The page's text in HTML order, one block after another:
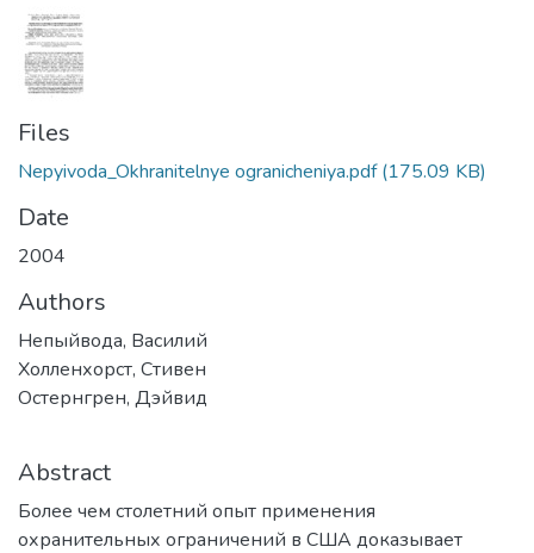
Files
Nepyivoda_Okhranitelnye ogranicheniya.pdf(175.09 KB)
Date
2004
Authors
Непыйвода, Василий
Холленхорст, Стивен
Остернгрен, Дэйвид
Abstract
Более чем столетний опыт применения
охранительных ограничений в США доказывает